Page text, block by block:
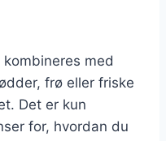
med
frø eller friske
Det er kun
for, hvordan du